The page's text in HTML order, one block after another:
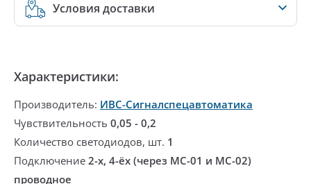
Условия доставки
Характеристики:
Производитель: ИВС-Сигналспецавтоматика
Чувствительность 0,05 - 0,2
Количество светодиодов, шт. 1
Подключение 2-х, 4-ёх (через МС-01 и МС-02)
проводное